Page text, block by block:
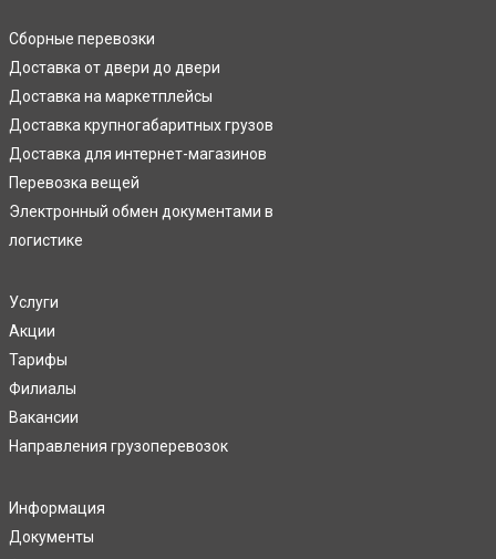
Сборные перевозки
Доставка от двери до двери
Доставка на маркетплейсы
Доставка крупногабаритных грузов
Доставка для интернет-магазинов
Перевозка вещей
Электронный обмен документами в
логистике
Услуги
Акции
Тарифы
Филиалы
Вакансии
Направления грузоперевозок
Информация
Документы